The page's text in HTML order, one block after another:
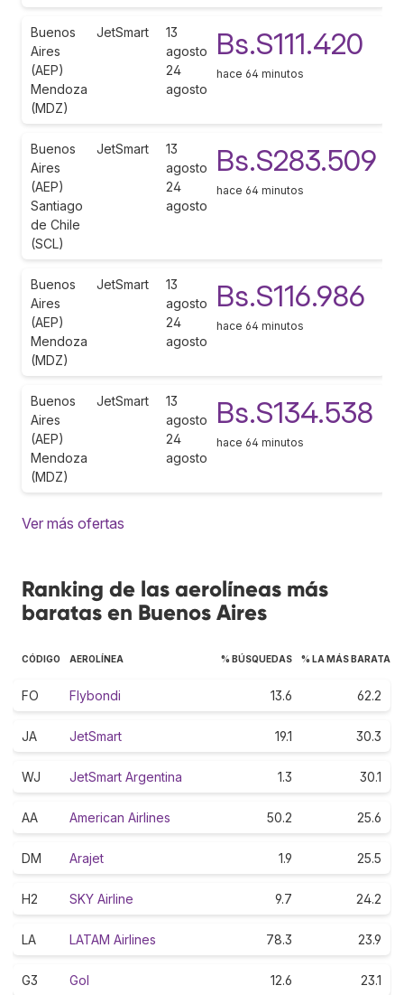
Buenos
Aires
(AEP)
Mendoza
(MDZ)
JetSmart
13
agosto
24
agosto
Bs.S111.420
hace 64 minutos
Buenos
Aires
(AEP)
Santiago
de Chile
(SCL)
JetSmart
13
agosto
24
agosto
Bs.S283.509
hace 64 minutos
Buenos
Aires
(AEP)
Mendoza
(MDZ)
JetSmart
13
agosto
24
agosto
Bs.S116.986
hace 64 minutos
Buenos
Aires
(AEP)
Mendoza
(MDZ)
JetSmart
13
agosto
24
agosto
Bs.S134.538
hace 64 minutos
Ver más ofertas
Ranking de las aerolíneas más
baratas en Buenos Aires
CÓDIGO AEROLÍNEA % BÚSQUEDAS % LA MÁS BARATA
FO Flybondi 13.6 62.2
JA JetSmart 19.1 30.3
WJ JetSmart Argentina 1.3 30.1
AA American Airlines 50.2 25.6
DM Arajet 1.9 25.5
H2 SKY Airline 9.7 24.2
LA LATAM Airlines 78.3 23.9
G3 Gol 12.6 23.1